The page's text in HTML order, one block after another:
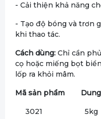
- Cải thiện khả năng
- Tạo độ bóng và trơn
khi thao tác.
Cách dùng: Chỉ cần
cọ hoặc miếng bọt
lốp ra khỏi mâm.
Mã sản phẩm
3021